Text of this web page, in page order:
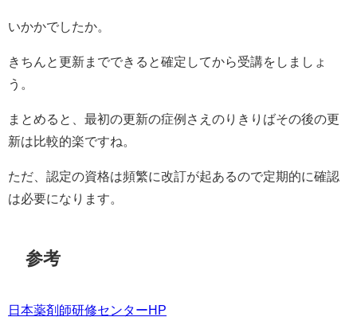
いかかでしたか。
きちんと更新までできると確定してから受講をしましょ
う。
まとめると、最初の更新の症例さえのりきりばその後の更
新は比較的楽ですね。
ただ、認定の資格は頻繁に改訂が起あるので定期的に確認
は必要になります。
参考
日本薬剤師研修センターHP